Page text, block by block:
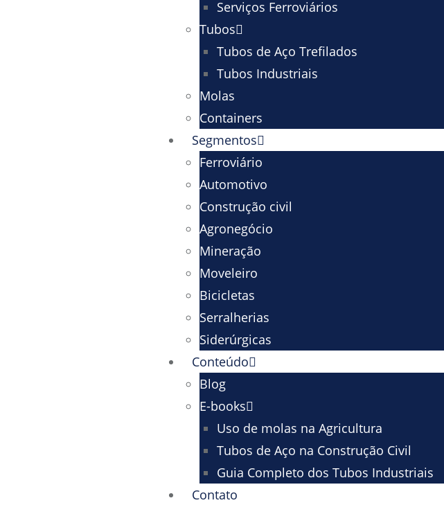
Serviços Ferroviários
Tubos
Tubos de Aço Trefilados
Tubos Industriais
Molas
Containers
Segmentos
Ferroviário
Automotivo
Construção civil
Agronegócio
Mineração
Moveleiro
Bicicletas
Serralherias
Siderúrgicas
Conteúdo
Blog
E-books
Uso de molas na Agricultura
Tubos de Aço na Construção Civil
Guia Completo dos Tubos Industriais
Contato